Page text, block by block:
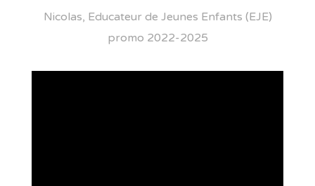
Nicolas, Educateur de Jeunes Enfants (EJE)
promo 2022-2025